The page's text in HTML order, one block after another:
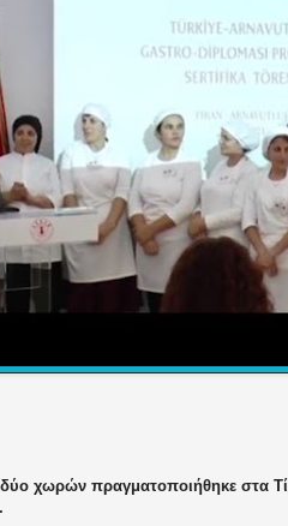
χωρών πραγματοποιήθηκε στα